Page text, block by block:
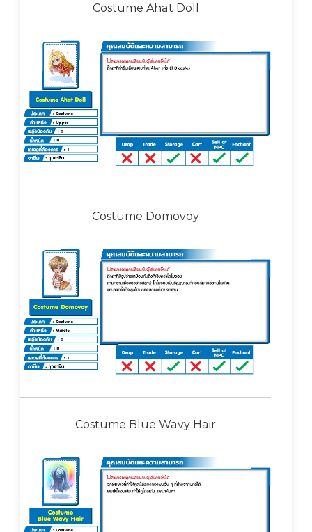
Costume Ahat Doll
Costume Domovoy
Costume Blue Wavy Hair